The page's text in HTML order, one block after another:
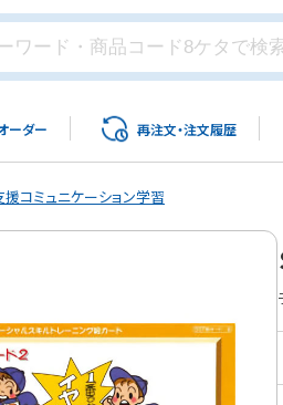
ーダー 再注文・注文履歴
援コミュニケーション学習